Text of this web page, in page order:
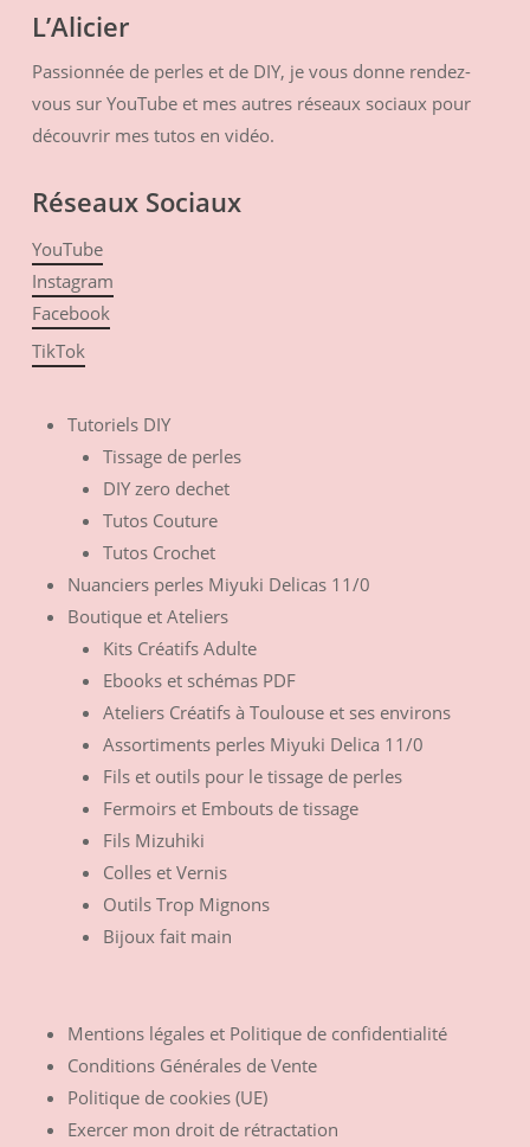
L’Alicier
Passionnée de perles et de DIY, je vous donne rendez-
vous sur YouTube et mes autres réseaux sociaux pour
découvrir mes tutos en vidéo.
Réseaux Sociaux
YouTube
Instagram
Facebook
TikTok
Tutoriels DIY
Tissage de perles
DIY zero dechet
Tutos Couture
Tutos Crochet
Nuanciers perles Miyuki Delicas 11/0
Boutique et Ateliers
Kits Créatifs Adulte
Ebooks et schémas PDF
Ateliers Créatifs à Toulouse et ses environs
Assortiments perles Miyuki Delica 11/0
Fils et outils pour le tissage de perles
Fermoirs et Embouts de tissage
Fils Mizuhiki
Colles et Vernis
Outils Trop Mignons
Bijoux fait main
Mentions légales et Politique de confidentialité
Conditions Générales de Vente
Politique de cookies (UE)
Exercer mon droit de rétractation